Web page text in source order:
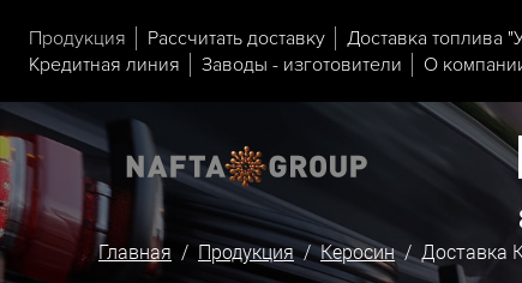
Продукция Рассчитать доставку Доставка топлива
Кредитная линия
Заводы - изготовители О
Главная / Продукция/Керосин/ Доставка